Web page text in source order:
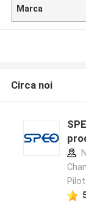
Marca
Circa noi